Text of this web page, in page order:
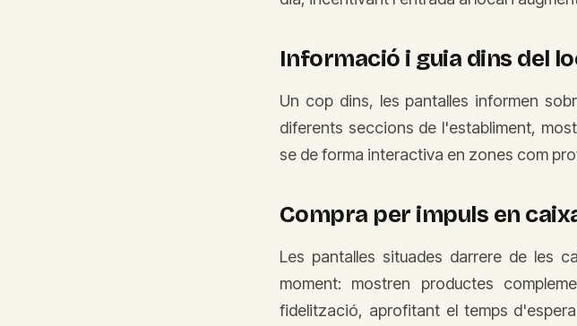
Informació i guia dins del
Un cop dins, les pantalles informen
diferents seccions de l'establiment,
se de forma interactiva en zones com
Compra per impuls en
Les pantalles situades darrere de les
moment: mostren productes
fidelització, aprofitant el temps